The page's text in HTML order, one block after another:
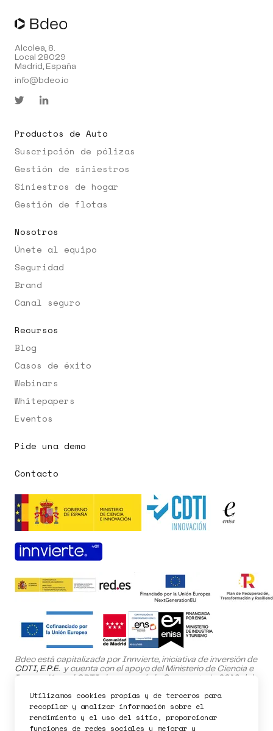
Pedir demo
Alcolea, 8.
Local 28029
Madrid, España
info@bdeo.io
Productos de Auto
Suscripción de pólizas
Gestión de siniestros
Siniestros de hogar
Gestión de flotas
Nosotros
Únete al equipo
Seguridad
Brand
Canal seguro
Recursos
Blog
Casos de éxito
Webinars
Whitepapers
Eventos
Pide una demo
Contacto
Bdeo está capitalizada por Innvierte, iniciativa de inversión de
CDTI, E.P.E. y cuenta con el apoyo del Ministerio de Ciencia e
Innovación y el CDTI al amparo de la Convocatoria 2019 del
El proyecto SafeHome ha sido cofinanciado por el Fondo
Europeo de Desarrollo Regional (FEDER) dentro del Programa
Operativo de la Comunidad de Madrid 2021-2027.
Utilizamos cookies propias y de terceros para
recopilar y analizar información sobre el
rendimiento y el uso del sitio, proporcionar
funciones de redes sociales y mejorar y